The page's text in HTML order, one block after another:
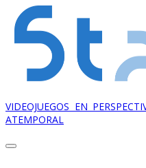
VIDEOJUEGOS EN
ATEMPORAL